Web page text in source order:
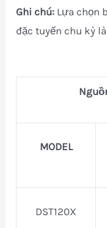
Ghi chú: Lựa chọn
đặc tuyến chu kỳ
MODEL
DST120X